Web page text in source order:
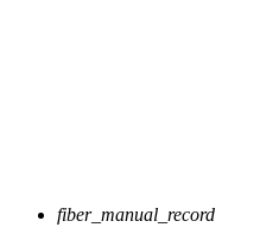
fiber_manual_record